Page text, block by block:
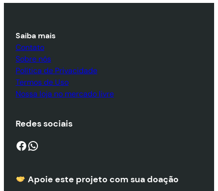
Saiba mais
Contato
Sobre nós
Política de Privacidade
Termos de Uso
Nossa loja no mercado livre
Redes sociais
Facebook WhatsApp
Apoie este projeto com sua doação